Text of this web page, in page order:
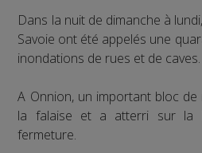
Dans la nuit de dimanche à
Savoie ont été appelés une
inondations de rues et de caves.
A Onnion, un important bloc
la falaise et a atterri sur la
fermeture.